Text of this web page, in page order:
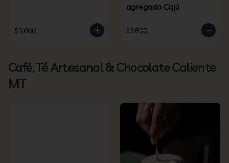
$3.600
agregado Cajú
$3.800
Café, Té Artesanal & Chocolate Caliente
MT